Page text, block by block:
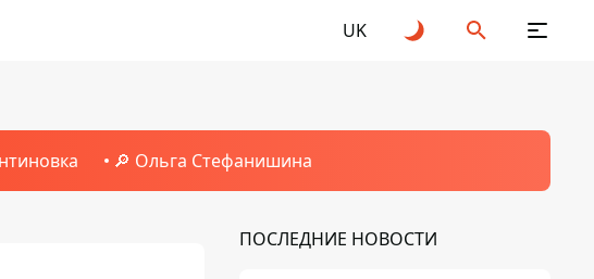
UK
🔎 Ольга Стефанишина
ПОСЛЕДНИЕ НОВОСТИ